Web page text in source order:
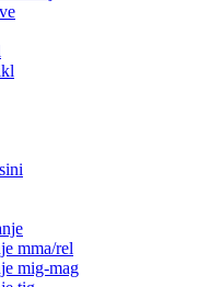
mma/rel
mig-mag